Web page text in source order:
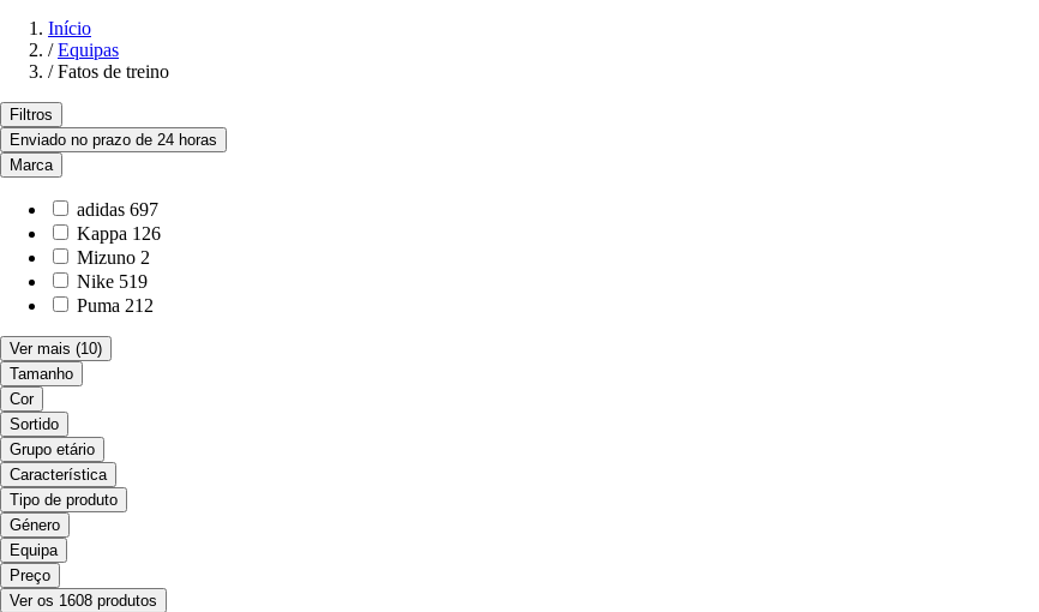
Início
/ Equipas
/ Fatos de treino
Filtros
Enviado no prazo de 24 horas
Marca
adidas 697
Kappa 126
Mizuno 2
Nike 519
Puma 212
Ver mais (10)
Tamanho
Cor
Sortido
Grupo etário
Característica
Tipo de produto
Género
Equipa
Preço
Ver os 1608 produtos